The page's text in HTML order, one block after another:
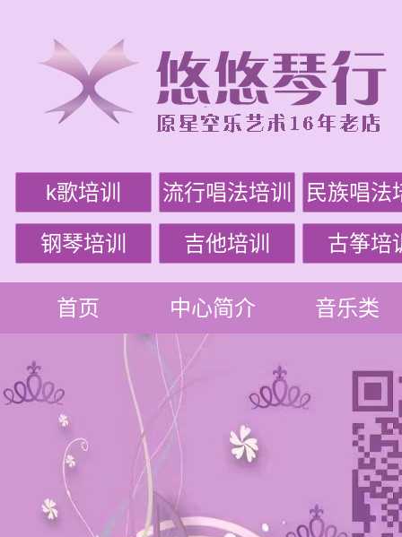
k歌培训 流行唱法培训 民族唱法
钢琴培训 吉他培训 古筝培
首页 中心简介 音乐类